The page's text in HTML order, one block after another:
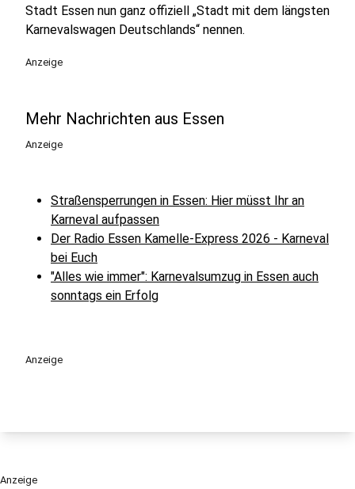
Stadt Essen nun ganz offiziell „Stadt mit dem längsten
Karnevalswagen Deutschlands“ nennen.
Anzeige
Mehr Nachrichten aus Essen
Anzeige
Straßensperrungen in Essen: Hier müsst Ihr an
Karneval aufpassen
Der Radio Essen Kamelle-Express 2026 - Karneval
bei Euch
"Alles wie immer": Karnevalsumzug in Essen auch
sonntags ein Erfolg
Anzeige
Anzeige